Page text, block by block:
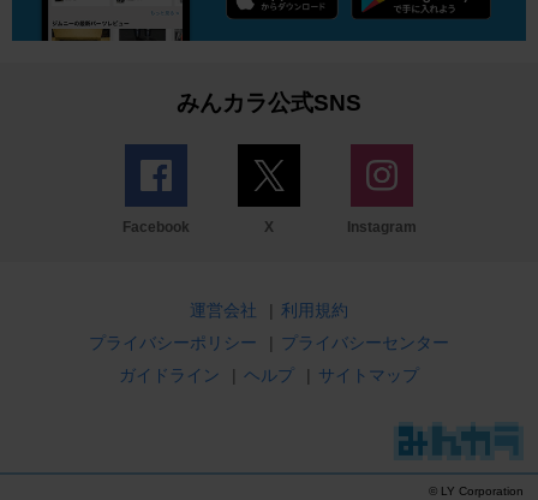
みんカラ公式SNS
Facebook X Instagram
運営会社 | 利用規約
プライバシーポリシー
| プライバシーセンター
ガイドライン
| ヘルプ | サイトマップ
© LY Corporation